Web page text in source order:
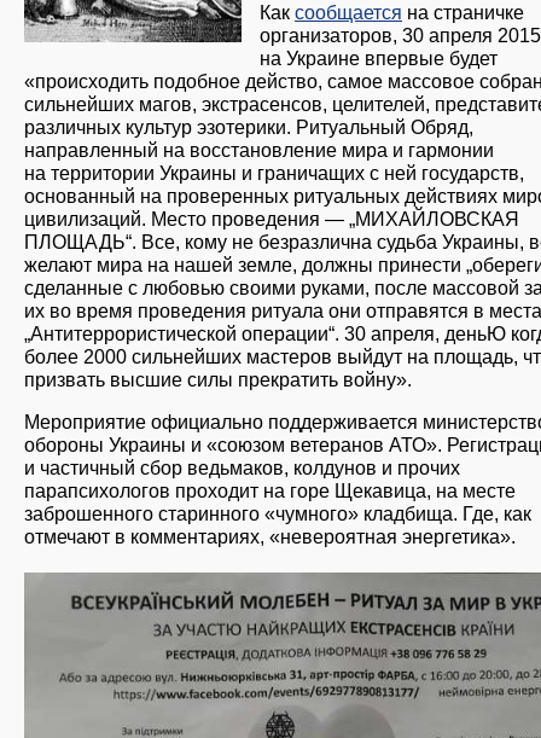
Как сообщается на страничке
организаторов, 30 апреля 2015
на Украине впервые будет
«происходить подобное действо, самое массовое
сильнейших магов, экстрасенсов, целителей,
различных культур эзотерики. Ритуальный Обряд,
направленный на восстановление мира и гармонии
на территории Украины и граничащих с ней государств,
основанный на проверенных ритуальных действиях
цивилизаций. Место проведения — „МИХАЙЛОВСКАЯ
ПЛОЩАДЬ“. Все, кому не безразлична судьба Украины,
желают мира на нашей земле, должны принести
сделанные с любовью своими руками, после массовой
их во время проведения ритуала они отправятся в места
„Антитеррористической операции“. 30 апреля, деньЮ
более 2000 сильнейших мастеров выйдут на площадь,
призвать высшие силы прекратить войну».
Мероприятие официально поддерживается
обороны Украины и «союзом ветеранов АТО».
и частичный сбор ведьмаков, колдунов и прочих
парапсихологов проходит на горе Щекавица, на месте
заброшенного старинного «чумного» кладбища. Где, как
отмечают в комментариях, «невероятная энергетика».